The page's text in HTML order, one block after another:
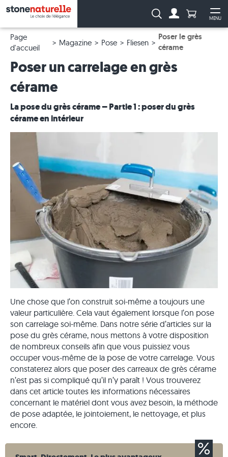
MENU
Recherche :Anzahl
Page
d'accueil
Magazine Pose Fliesen
Poser le grès
cérame
Poser un carrelage en grès
cérame
La pose du grès cérame – Partie 1 : poser du grès
cérame en intérieur
Une chose que l’on construit soi-même a toujours une
valeur particulière. Cela vaut également lorsque l’on pose
son carrelage soi-même. Dans notre série d’articles sur la
pose du grès cérame, nous mettons à votre disposition
de nombreux conseils afin que vous puissiez vous
occuper vous-même de la pose de votre carrelage. Vous
constaterez alors que poser des carreaux de grès cérame
n’est pas si compliqué qu’il n’y paraît ! Vous trouverez
dans cet article toutes les informations nécessaires
concernant le matériel dont vous avez besoin, la méthode
de pose adaptée, le jointoiement, le nettoyage, et plus
encore.